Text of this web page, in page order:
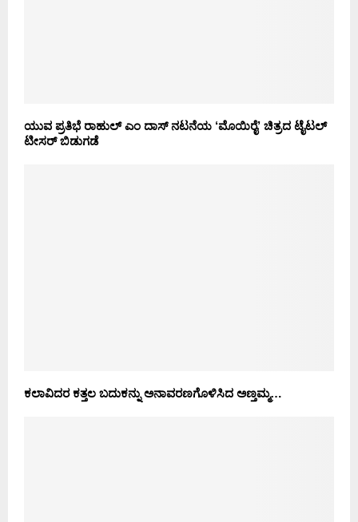
ಯುವ ಪ್ರತಿಭೆ ರಾಹುಲ್ ಎಂ ದಾಸ್ ನಟನೆಯ ‘ಮೊಯಿರೈ’ ಚಿತ್ರದ ಟೈಟಲ್
ಟೀಸರ್ ಬಿಡುಗಡೆ
ಕಲಾವಿದರ ಕತ್ತಲ ಬದುಕನ್ನು ಅನಾವರಣಗೊಳಿಸಿದ ಅಣ್ತಮ್ಮ…